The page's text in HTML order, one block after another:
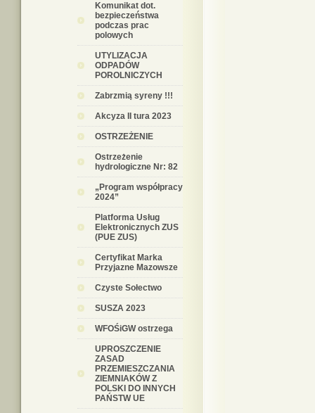
Komunikat dot.
bezpieczeństwa
podczas prac
polowych
UTYLIZACJA
ODPADÓW
POROLNICZYCH
Zabrzmią syreny !!!
Akcyza II tura 2023
OSTRZEŻENIE
Ostrzeżenie
hydrologiczne Nr: 82
„Program współpracy
2024”
Platforma Usług
Elektronicznych ZUS
(PUE ZUS)
Certyfikat Marka
Przyjazne Mazowsze
Czyste Sołectwo
SUSZA 2023
WFOŚiGW ostrzega
UPROSZCZENIE
ZASAD
PRZEMIESZCZANIA
ZIEMNIAKÓW Z
POLSKI DO INNYCH
PAŃSTW UE